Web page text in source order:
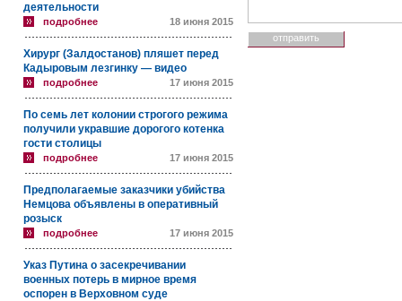
деятельности
подробнее 18 июня 2015
Хирург (Залдостанов) пляшет перед
Кадыровым лезгинку — видео
подробнее 17 июня 2015
По семь лет колонии строгого режима
получили укравшие дорогого котенка
гости столицы
подробнее 17 июня 2015
Предполагаемые заказчики убийства
Немцова объявлены в оперативный
розыск
подробнее 17 июня 2015
Указ Путина о засекречивании
военных потерь в мирное время
оспорен в Верховном суде